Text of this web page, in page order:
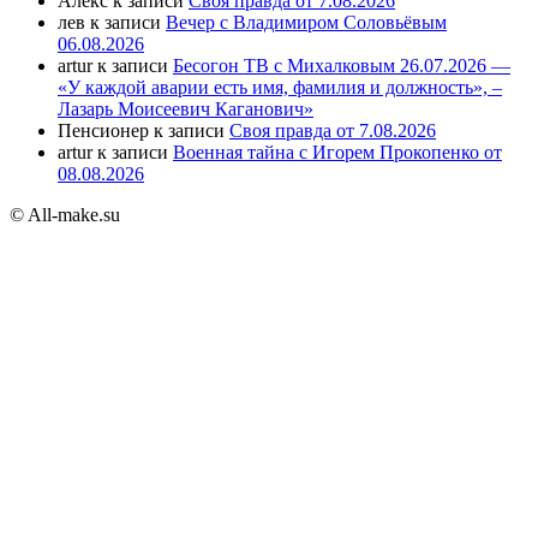
лев к записи Вечер с Владимиром Соловьёвым
06.08.2026
arturк записи Бесогон ТВ с Михалковым 26.07.2026 —
«У каждой аварии есть имя, фамилия и должность», –
Лазарь Моисеевич Каганович»
Пенсионер к записи Своя правда от 7.08.2026
arturк записи Военная тайна с Игорем Прокопенко от
08.08.2026
© All-make.su